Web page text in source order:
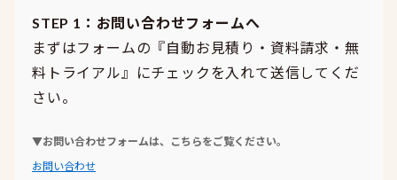
STEP 1：お問い合わせフォームへ
まずはフォームの『自動お見積り・資料請求・無
料トライアル』にチェックを入れて送信してくだ
さい。
▼お問い合わせフォームは、こちらをご覧ください。
お問い合わせ